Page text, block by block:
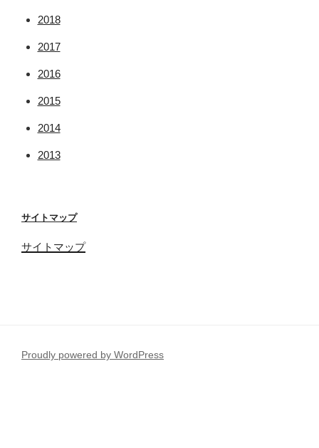
2018
2017
2016
2015
2014
2013
サイトマップ
サイトマップ
Proudly powered by WordPress